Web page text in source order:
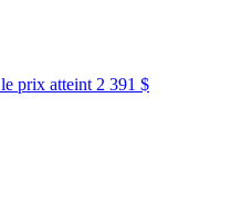
le prix atteint 2 391 $